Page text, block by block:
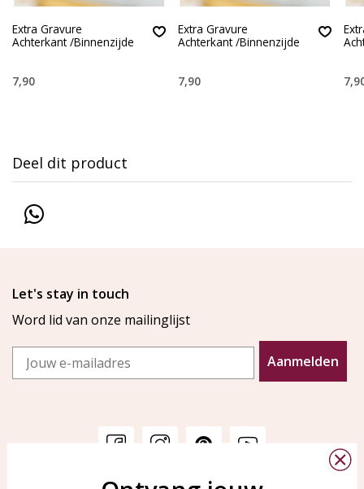
Extra Gravure
Achterkant /Binnenzijde
7,90
Extra Gravure
Achterkant /Binnenzijde
7,90
Deel dit product
Let's stay in touch
Word lid van onze mailinglijst
Email
Aanmelden